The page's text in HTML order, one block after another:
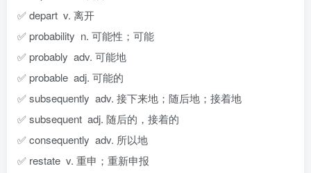
✅ depart v. 离开
✅ probability n. 可能性；可能
✅ probably adv. 可能地
✅ probable adj. 可能的
✅ subsequently adv. 接下来地；随后地；接着地
✅ subsequent adj. 随后的，接着的
✅ consequently adv. 所以地
✅ restate v. 重申；重新申报